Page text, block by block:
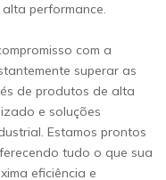
performance.
com a
superar as
de produtos de alta
e soluções
Estamos prontos
tudo o que sua
eficiência e